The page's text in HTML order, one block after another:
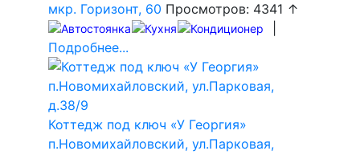
мкр. Горизонт, 60 Просмотров: 4341 ↑
Подробнее...
Коттедж под ключ «У Георгия»
п.Новомихайловский, ул.Парковая,